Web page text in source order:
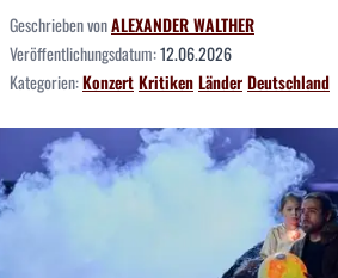
Geschrieben vonALEXANDER WALTHER
Veröffentlichungsdatum:12.06.2026
Kategorien:KonzertKritikenLänderDeutschland